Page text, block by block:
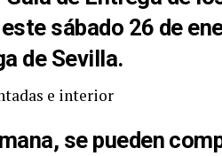
sábado 26 de
de Sevilla.
se pueden